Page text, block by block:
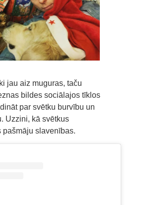
jau aiz muguras, taču
bildes sociālajos tīklos
par svētku burvību un
Uzzini, kā svētkus
pašmāju slavenības.